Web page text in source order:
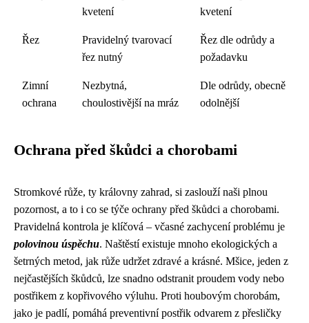
kvetení
kvetení
Řez
Pravidelný tvarovací
řez nutný
Řez dle odrůdy a
požadavku
Zimní
ochrana
Nezbytná,
choulostivější na mráz
Dle odrůdy, obecně
odolnější
Ochrana před škůdci a chorobami
Stromkové růže, ty královny zahrad, si zaslouží naši plnou
pozornost, a to i co se týče ochrany před škůdci a chorobami.
Pravidelná kontrola je klíčová – včasné zachycení problému je
polovinou úspěchu. Naštěstí existuje mnoho ekologických a
šetrných metod, jak růže udržet zdravé a krásné. Mšice, jeden z
nejčastějších škůdců, lze snadno odstranit proudem vody nebo
postřikem z kopřivového výluhu. Proti houbovým chorobám,
jako je padlí, pomáhá preventivní postřik odvarem z přesličky